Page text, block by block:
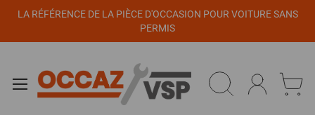
LA RÉFÉRENCE DE LA PIÈCE D'OCCASION POUR VOITURE SANS
PERMIS
Panneau de gestion des cookies